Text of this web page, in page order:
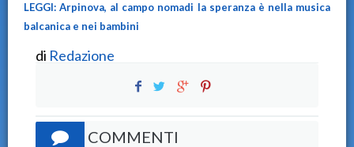
LEGGI: Arpinova, al campo nomadi la speranza è nella musica
balcanica e nei bambini
di Redazione
COMMENTI